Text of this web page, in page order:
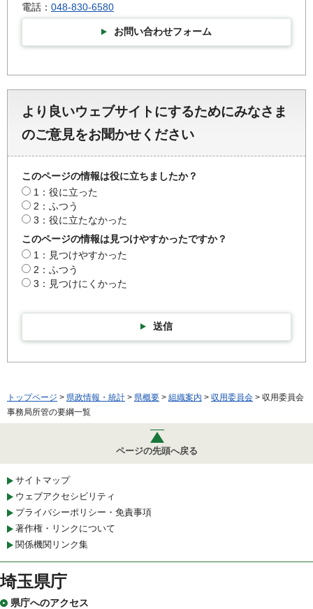
電話： 048-830-6580
お問い合わせフォーム
より良いウェブサイトにするためにみなさま
のご意見をお聞かせください
このページの情報は役に立ちましたか？
1：役に立った
2：ふつう
3：役に立たなかった
このページの情報は見つけやすかったですか？
1：見つけやすかった
2：ふつう
3：見つけにくかった
送信
トップページ > 県政情報・統計 > 県概要 > 組織案内 > 収用委員会 > 収用委員会
事務局所管の要綱一覧
ページの先頭へ戻る
サイトマップ
ウェブアクセシビリティ
プライバシーポリシー・免責事項
著作権・リンクについて
関係機関リンク集
埼玉県庁
県庁へのアクセス